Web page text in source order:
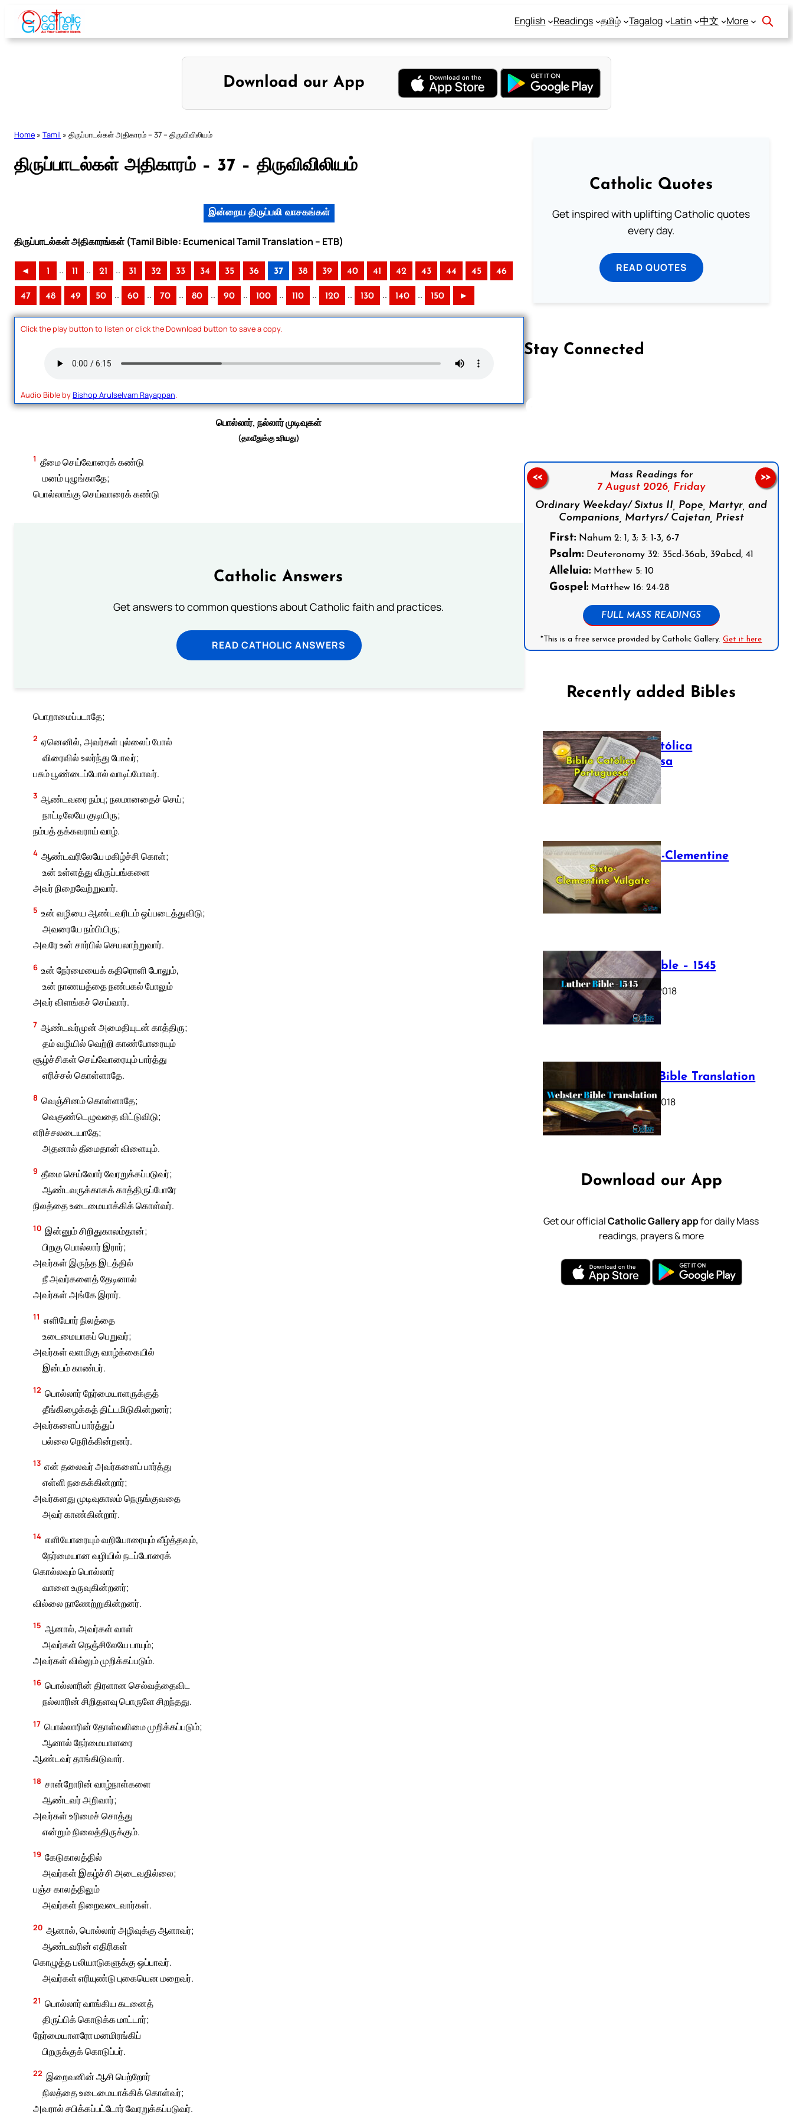
Skip
content
English Readings தமிழ் Tagalog Latin 中文 More
Download our App
Home » Tamil » திருப்பாடல்கள் அதிகாரம் – 37 – திருவிவிலியம்
திருப்பாடல்கள் அதிகாரம் – 37 – திருவிவிலியம்
இன்றைய திருப்பலி வாசகங்கள்
திருப்பாடல்கள் அதிகாரங்கள் (Tamil Bible: Ecumenical Tamil Translation – ETB)
◄ 1 .. 11 .. 21 .. 31 32 33 34 35 36 37 38 39 40 41 42 43 44 45 46
47 48 49 50 .. 60 .. 70 .. 80 .. 90 .. 100 .. 110 .. 120 .. 130 .. 140 .. 150 ►
Click the play button to listen or click the Download button to save a copy.
Audio Bible byBishop Arulselvam Rayappan.
பொல்லார், நல்லார் முடிவுகள்
(தாவீதுக்கு உரியது)
1 தீமை செய்வோரைக் கண்டு
மனம் புழுங்காதே;
பொல்லாங்கு செய்வாரைக் கண்டு
Catholic Answers
Get answers to common questions about Catholic faith and practices.
READ CATHOLIC ANSWERS
பொறாமைப்படாதே;
2 ஏனெனில், அவர்கள் புல்லைப் போல்
விரைவில் உலர்ந்து போவர்;
பசும் பூண்டைப்போல் வாடிப்போவர்.
3 ஆண்டவரை நம்பு; நலமானதைச் செய்;
நாட்டிலேயே குடியிரு;
நம்பத் தக்கவராய் வாழ்.
4 ஆண்டவரிலேயே மகிழ்ச்சி கொள்;
உன் உள்ளத்து விருப்பங்களை
அவர் நிறைவேற்றுவார்.
5 உன் வழியை ஆண்டவரிடம் ஒப்படைத்துவிடு;
அவரையே நம்பியிரு;
அவரே உன் சார்பில் செயலாற்றுவார்.
6 உன் நேர்மையைக் கதிரொளி போலும்,
உன் நாணயத்தை நண்பகல் போலும்
அவர் விளங்கச் செய்வார்.
7 ஆண்டவர்முன் அமைதியுடன் காத்திரு;
தம் வழியில் வெற்றி காண்போரையும்
சூழ்ச்சிகள் செய்வோரையும் பார்த்து
எரிச்சல் கொள்ளாதே.
8 வெஞ்சினம் கொள்ளாதே;
வெகுண்டெழுவதை விட்டுவிடு;
எரிச்சலடையாதே;
அதனால் தீமைதான் விளையும்.
9 தீமை செய்வோர் வேரறுக்கப்படுவர்;
ஆண்டவருக்காகக் காத்திருப்போரே
நிலத்தை உடைமையாக்கிக் கொள்வர்.
10 இன்னும் சிறிதுகாலம்தான்;
பிறகு பொல்லார் இரார்;
அவர்கள் இருந்த இடத்தில்
நீ அவர்களைத் தேடினால்
அவர்கள் அங்கே இரார்.
11 எளியோர் நிலத்தை
உடைமையாகப் பெறுவர்;
அவர்கள் வளமிகு வாழ்க்கையில்
இன்பம் காண்பர்.
12 பொல்லார் நேர்மையாளருக்குத்
தீங்கிழைக்கத் திட்டமிடுகின்றனர்;
அவர்களைப் பார்த்துப்
பல்லை நெரிக்கின்றனர்.
13 என் தலைவர் அவர்களைப் பார்த்து
எள்ளி நகைக்கின்றார்;
அவர்களது முடிவுகாலம் நெருங்குவதை
அவர் காண்கின்றார்.
14 எளியோரையும் வறியோரையும் வீழ்த்தவும்,
நேர்மையான வழியில் நடப்போரைக்
கொல்லவும் பொல்லார்
வாளை உருவுகின்றனர்;
வில்லை நாணேற்றுகின்றனர்.
15 ஆனால், அவர்கள் வாள்
அவர்கள் நெஞ்சிலேயே பாயும்;
அவர்கள் வில்லும் முறிக்கப்படும்.
16 பொல்லாரின் திரளான செல்வத்தைவிட
நல்லாரின் சிறிதளவு பொருளே சிறந்தது.
17 பொல்லாரின் தோள்வலிமை முறிக்கப்படும்;
ஆனால் நேர்மையாளரை
ஆண்டவர் தாங்கிடுவார்.
18 சான்றோரின் வாழ்நாள்களை
ஆண்டவர் அறிவார்;
அவர்கள் உரிமைச் சொத்து
என்றும் நிலைத்திருக்கும்.
19 கேடுகாலத்தில்
அவர்கள் இகழ்ச்சி அடைவதில்லை;
பஞ்ச காலத்திலும்
அவர்கள் நிறைவடைவார்கள்.
20 ஆனால், பொல்லார் அழிவுக்கு ஆளாவர்;
ஆண்டவரின் எதிரிகள்
கொழுத்த பலியாடுகளுக்கு ஒப்பாவர்.
அவர்கள் எரியுண்டு புகையென மறைவர்.
21 பொல்லார் வாங்கிய கடனைத்
திருப்பிக் கொடுக்க மாட்டார்;
நேர்மையாளரோ மனமிரங்கிப்
பிறருக்குக் கொடுப்பர்.
22 இறைவனின் ஆசி பெற்றோர்
நிலத்தை உடைமையாக்கிக் கொள்வர்;
அவரால் சபிக்கப்பட்டோர் வேரறுக்கப்படுவர்.
Catholic Quotes
Get inspired with uplifting Catholic quotes
every day.
READ QUOTES
Stay Connected
Follow us on Facebook
Mass Readings for
7 August 2026, Friday
Ordinary Weekday/ Sixtus II, Pope, Martyr, and
Companions, Martyrs/ Cajetan, Priest
First:Nahum 2: 1, 3; 3: 1-3, 6-7
Psalm:Deuteronomy 32: 35cd-36ab, 39abcd, 41
Alleluia:Matthew 5: 10
Gospel:Matthew 16: 24-28
FULL MASS READINGS
*This is a free service provided by Catholic Gallery.Get it here
<< >>
Recently added Bibles
Bíblia Católica
Portuguesa
July 16, 2025
The Sixto-Clementine
Vulgate
July 12, 2025
Luther Bible – 1545
October 17, 2018
Webster Bible Translation
October 11, 2018
Download our App
Get our officialCatholic Gallery appfor daily Mass
readings, prayers & more